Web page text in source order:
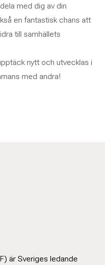
med dig av din
en fantastisk chans att
till samhällets
nytt och utvecklas i
med andra!
är Sveriges ledande